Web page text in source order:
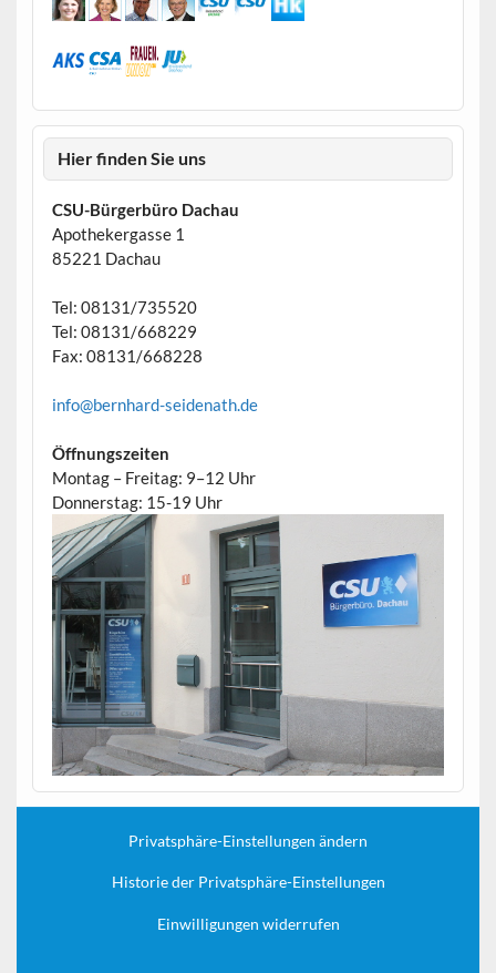
Hier finden Sie uns
CSU-Bürgerbüro Dachau
Apothekergasse 1
85221 Dachau
Tel: 08131/735520
Tel: 08131/668229
Fax: 08131/668228
info@bernhard-seidenath.de
Öffnungszeiten
Montag – Freitag: 9–12 Uhr
Donnerstag: 15-19 Uhr
Privatsphäre-Einstellungen ändern
Historie der Privatsphäre-Einstellungen
Einwilligungen widerrufen